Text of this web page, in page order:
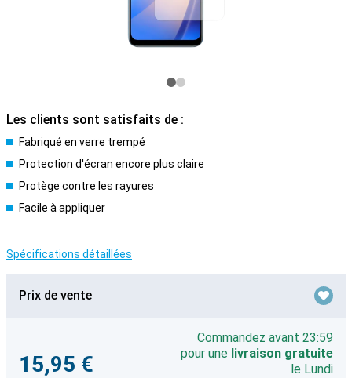
Les clients sont satisfaits de :
Fabriqué en verre trempé
Protection d'écran encore plus claire
Protège contre les rayures
Facile à appliquer
Spécifications détaillées
Prix de vente
15,95 €
Commandez avant 23:59
pour une livraison gratuite
le Lundi